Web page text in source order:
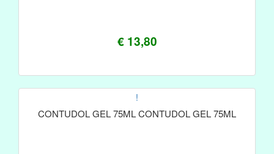
€ 13,80
!
CONTUDOL GEL 75ML CONTUDOL GEL 75ML